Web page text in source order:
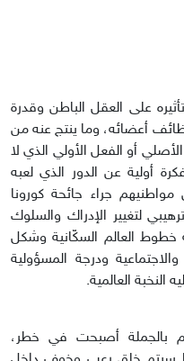
على العقل الباطن وقدرة
أعضائه، وما ينتج عنه من
أو الفعل الأولي الذي لا
أولية عن الدور الذي لعبه
جراء جائحة كورونا
لتغيير الإدراك والسلوك
العالم السكّانية وشكل
ودرجة المسؤولية
النخبة العالمية.
بالجملة أصبحت في خطر،